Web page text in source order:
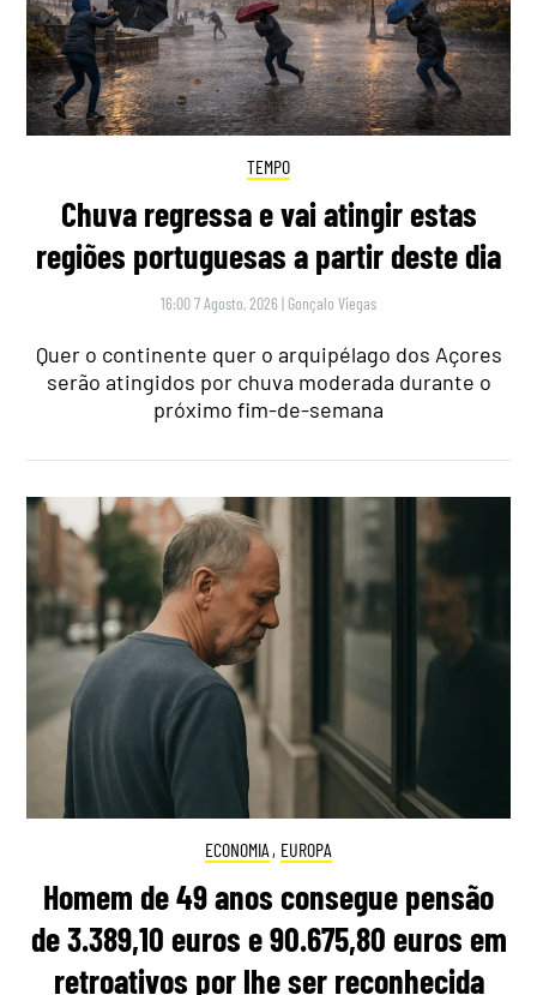
TEMPO
Chuva regressa e vai atingir estas
regiões portuguesas a partir deste dia
16:00 7 Agosto, 2026 | Gonçalo Viegas
Quer o continente quer o arquipélago dos Açores
serão atingidos por chuva moderada durante o
próximo fim-de-semana
ECONOMIA , EUROPA
Homem de 49 anos consegue pensão
de 3.389,10 euros e 90.675,80 euros em
retroativos por lhe ser reconhecida